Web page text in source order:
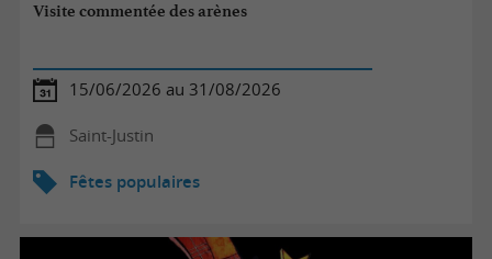
Visite commentée des arènes
15/06/2026 au 31/08/2026
Saint-Justin
Fêtes populaires